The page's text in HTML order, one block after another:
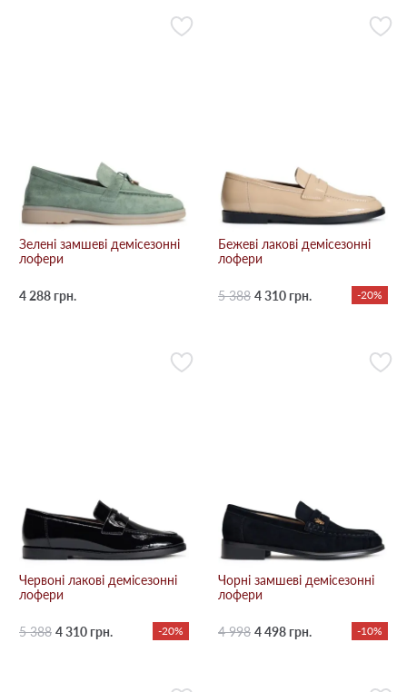
Зелені замшеві демісезонні
лофери
4 288 грн.
Бежевi лакові демісезонні
лофери
5 388 4 310 грн. -20%
Червоні лакові демісезонні
лофери
5 388 4 310 грн. -20%
Чорні замшеві демісезонні
лофери
4 998 4 498 грн. -10%